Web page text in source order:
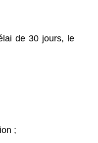
de 30 jours, le
;